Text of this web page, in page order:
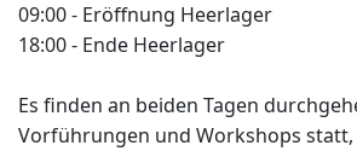
09:00 - Eröffnung Heerlager
18:00 - Ende Heerlager
Es finden an beiden Tagen
Vorführungen und Workshops